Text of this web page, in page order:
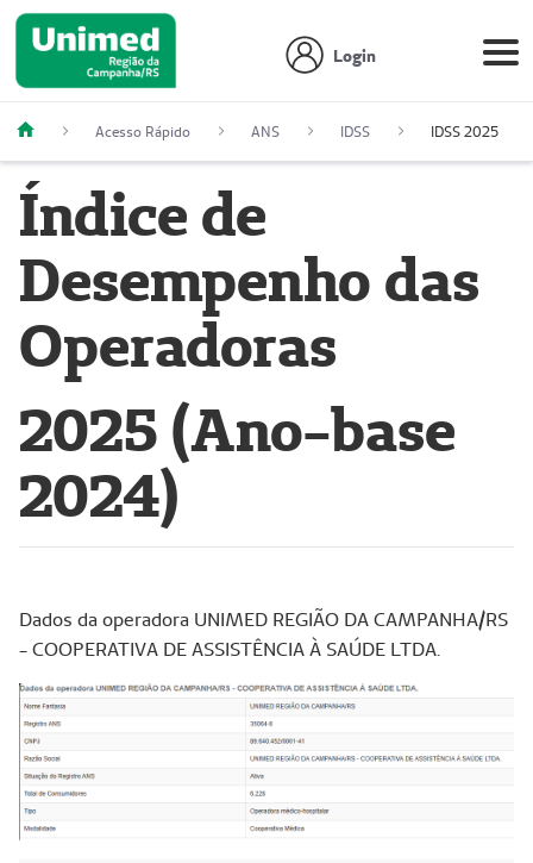
Login
Acesso Rápido ANS IDSS IDSS 2025
Índice de
Desempenho das
Operadoras
2025 (Ano-base
2024)
Dados da operadora UNIMED REGIÃO DA CAMPANHA/RS
- COOPERATIVA DE ASSISTÊNCIA À SAÚDE LTDA.